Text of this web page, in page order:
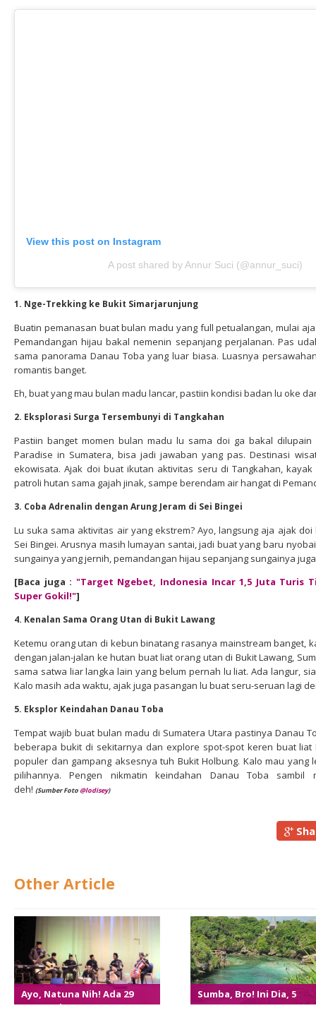
View this post on Instagram
A post shared by Annur Suci (@annur_suci)
1. Nge-Trekking ke Bukit Simarjarunjung
Buatin pemanasan buat bulan madu yang full petualangan, mulai
Pemandangan hijau bakal nemenin sepanjang perjalanan. Pas
sama panorama Danau Toba yang luar biasa. Luasnya
romantis banget.
Eh, buat yang mau bulan madu lancar, pastiin kondisi badan lu oke
2. Eksplorasi Surga Tersembunyi di Tangkahan
Pastiin banget momen bulan madu lu sama doi ga bakal dilupain
Paradise in Sumatera, bisa jadi jawaban yang pas. Destinasi
ekowisata. Ajak doi buat ikutan aktivitas seru di Tangkahan,
patroli hutan sama gajah jinak, sampe berendam air hangat di
3. Coba Adrenalin dengan Arung Jeram di Sei Bingei
Lu suka sama aktivitas air yang ekstrem? Ayo, langsung aja ajak
Sei Bingei. Arusnya masih lumayan santai, jadi buat yang baru
sungainya yang jernih, pemandangan hijau sepanjang sungainya
[Baca juga : "Target Ngebet, Indonesia Incar 1,5 Juta Turis
Super Gokil!"]
4. Kenalan Sama Orang Utan di Bukit Lawang
Ketemu orang utan di kebun binatang rasanya mainstream banget,
dengan jalan-jalan ke hutan buat liat orang utan di Bukit Lawang,
sama satwa liar langka lain yang belum pernah lu liat. Ada langur,
Kalo masih ada waktu, ajak juga pasangan lu buat seru-seruan lagi
5. Eksplor Keindahan Danau Toba
Tempat wajib buat bulan madu di Sumatera Utara pastinya Danau
beberapa bukit di sekitarnya dan explore spot-spot keren buat liat
populer dan gampang aksesnya tuh Bukit Holbung. Kalo mau yang
pilihannya. Pengen nikmatin keindahan Danau Toba
deh! (Sumber Foto @lodisey)
Other Article
Ayo, Natuna Nih! Ada 29
Event Wisata Seru Banget
Sumba, Bro! Ini Dia, 5
Tempat Keren Yang